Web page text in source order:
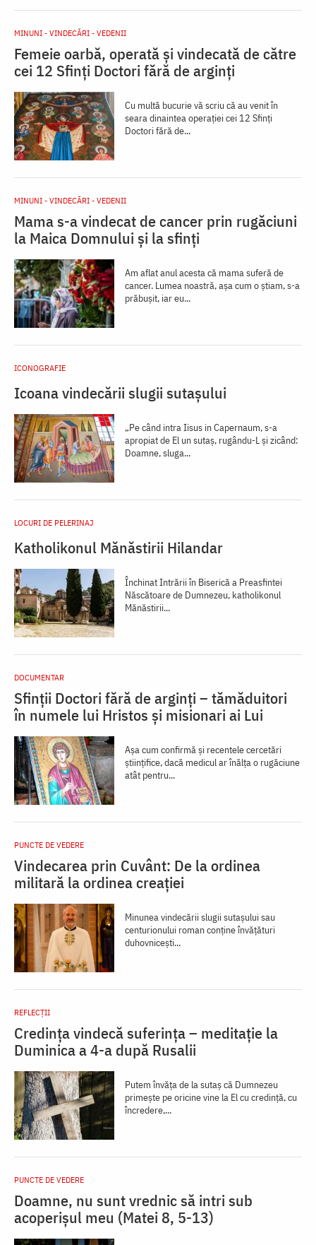
MINUNI - VINDECĂRI - VEDENII
Femeie oarbă, operată și vindecată de către
cei 12 Sfinți Doctori fără de arginți
Cu multă bucurie vă scriu că au venit în
seara dinaintea operației cei 12 Sfinți
Doctori fără de...
MINUNI - VINDECĂRI - VEDENII
Mama s-a vindecat de cancer prin rugăciuni
la Maica Domnului și la sfinți
Am aflat anul acesta că mama suferă de
cancer. Lumea noastră, așa cum o știam, s-a
prăbușit, iar eu...
ICONOGRAFIE
Icoana vindecării slugii sutașului
„Pe când intra Iisus in Capernaum, s-a
apropiat de El un sutaș, rugându-L și zicând:
Doamne, sluga...
LOCURI DE PELERINAJ
Katholikonul Mănăstirii Hilandar
Închinat Intrării în Biserică a Preasfintei
Născătoare de Dumnezeu, katholikonul
Mănăstirii...
DOCUMENTAR
Sfinții Doctori fără de arginți – tămăduitori
în numele lui Hristos și misionari ai Lui
Așa cum confirmă și recentele cercetări
științifice, dacă medicul ar înălța o rugăciune
atât pentru...
PUNCTE DE VEDERE
Vindecarea prin Cuvânt: De la ordinea
militară la ordinea creației
Minunea vindecării slugii sutașului sau
centurionului roman conține învățături
duhovnicești...
REFLECȚII
Credința vindecă suferința – meditație la
Duminica a 4-a după Rusalii
Putem învăța de la sutaș că Dumnezeu
primește pe oricine vine la El cu credință, cu
încredere,...
PUNCTE DE VEDERE
Doamne, nu sunt vrednic să intri sub
acoperișul meu (Matei 8, 5-13)